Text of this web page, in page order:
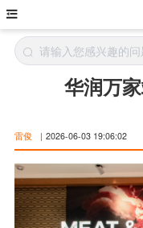
华润万
雷俊 | 2026-06-03 19:06:02